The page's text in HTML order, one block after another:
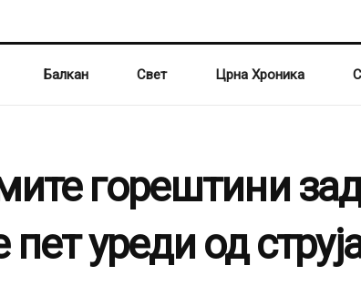
Балкан Свет Црна Хроника
горештини
уреди од